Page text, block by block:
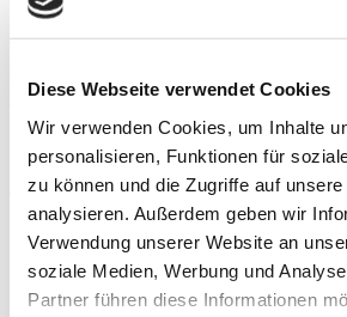
Diese Webseite verwendet Cookies
Wir verwenden Cookies, um Inhalte
personalisieren, Funktionen für
zu können und die Zugriffe auf
analysieren. Außerdem geben wir
Verwendung unserer Website an
soziale Medien, Werbung und
Partner führen diese Informationen
Update Muskelverletzungen im
Ein zentrales Problem im Profisport sind
allem der Oberschenkelmuskulatur,
Biceps femoris. Trotz intensiver Prävention,
physiotherapeutischer Dauerbetreuung und
Weiterlesen »